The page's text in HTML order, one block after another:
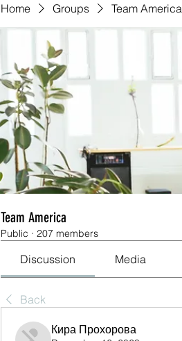
Home Groups Team America
Team America
Public · 207 members
Discussion Media
Back
Кира Прохорова